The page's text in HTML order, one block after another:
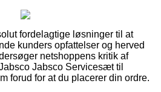
fordelagtige løsninger til at
kunders opfattelser og herved
netshoppens kritik af
Jabsco Servicesæt til
forud for at du placerer din ordre.